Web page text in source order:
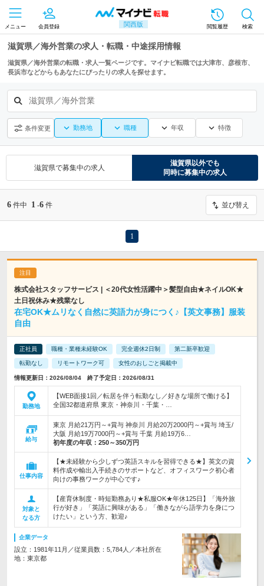
関西版
メニュー 会員登録 閲覧履歴 検索
滋賀県／海外営業の求人・転職・中途採用情報
滋賀県／海外営業の転職・求人一覧ページです。マイナビ転職では大津市、彦根市、
長浜市などからもあなたにぴったりの求人を探せます。
滋賀県／海外営業
条件変更 勤務地 職種 年収 特徴
滋賀県で募集中の求人
滋賀県以外でも
同時に募集中の求人
6 件中 1 -6 件 並び替え
1
株式会社スタッフサービス | ＜20代女性活躍中＞髪型自由★ネイルOK★
土日祝休み★残業なし
在宅OK★ムリなく自然に英語力が身につく♪【英文事務】服装
自由
正社員 職種・業種未経験OK 完全週休2日制 第二新卒歓迎
転勤なし リモートワーク可 女性のおしごと掲載中
情報更新日：2026/08/04 終了予定日：2026/08/31
勤務地
【WEB面接1回／転居を伴う転勤なし／好きな場所で働ける】
全国32都道府県 東京・神奈川・千葉・…
給与
東京 月給21万円～+賞与 神奈川 月給20万2000円～+賞与 埼玉/
大阪 月給19万7000円～+賞与 千葉 月給19万6…
初年度の年収： 250～350万円
仕事内容
【★未経験から少しずつ英語スキルを習得できる★】英文の資
料作成や輸出入手続きのサポートなど、オフィスワーク初心者
向けの事務ワークが中心です♪
対象と
なる方
【産育休制度・時短勤務あり★私服OK★年休125日】「海外旅
行が好き」「英語に興味がある」「働きながら語学力を身につ
けたい」という方、歓迎♪
企業データ
設立：1981年11月／従業員数：5,784人／本社所在
地：東京都